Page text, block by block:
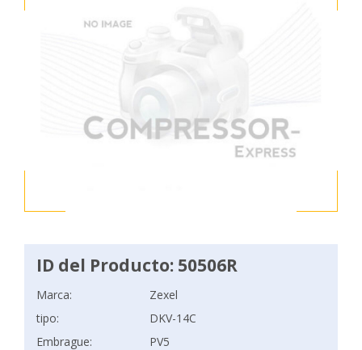
ID del Producto: 50506R
Marca:
Zexel
tipo:
DKV-14C
Embrague:
PV5